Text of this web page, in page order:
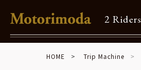
2 Riders
Shop Info
HOME Trip Machine